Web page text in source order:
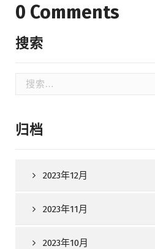
0 Comments
搜索
归档
2023年12月
2023年11月
2023年10月